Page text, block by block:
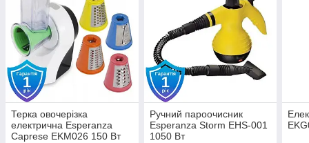
Терка овочерізка
електрична Esperanza
Caprese EKM026 150 Вт
Ручний пароочисник
Esperanza Storm EHS-001
1050 Вт